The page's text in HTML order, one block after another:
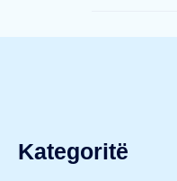
Kategoritë